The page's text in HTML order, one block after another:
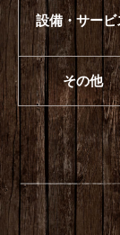
設備・サービ
その他